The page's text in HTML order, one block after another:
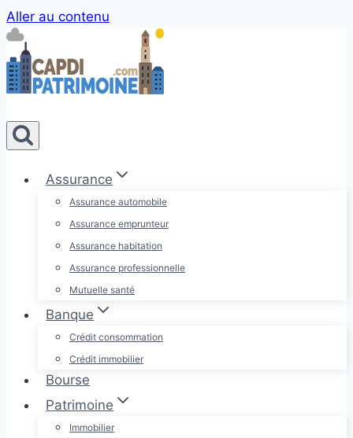
Aller au contenu
Assurance
Assurance automobile
Assurance emprunteur
Assurance habitation
Assurance professionnelle
Mutuelle santé
Banque
Crédit consommation
Crédit immobilier
Bourse
Patrimoine
Immobilier